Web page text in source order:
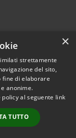
© 2026 • Comune di
• Powered by
•Accesso
redazione
×
strettamente
del sito,
fine di elaborare
anonime.
al seguente link
TUTTO